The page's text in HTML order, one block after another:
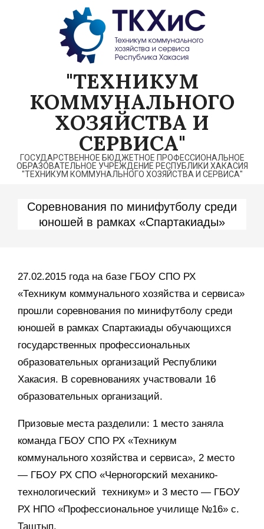
"ТЕХНИКУМ
КОММУНАЛЬНОГО
ХОЗЯЙСТВА И
СЕРВИСА"
ГОСУДАРСТВЕННОЕ БЮДЖЕТНОЕ ПРОФЕССИОНАЛЬНОЕ
ОБРАЗОВАТЕЛЬНОЕ УЧРЕЖДЕНИЕ РЕСПУБЛИКИ ХАКАСИЯ
"ТЕХНИКУМ КОММУНАЛЬНОГО ХОЗЯЙСТВА И СЕРВИСА"
Соревнования по минифутболу среди
юношей в рамках «Спартакиады»
27.02.2015 года на базе ГБОУ СПО РХ
«Техникум коммунального хозяйства и сервиса»
прошли соревнования по минифутболу среди
юношей в рамках Спартакиады обучающихся
государственных профессиональных
образовательных организаций Республики
Хакасия. В соревнованиях участвовали 16
образовательных организаций.
Призовые места разделили: 1 место заняла
команда ГБОУ СПО РХ «Техникум
коммунального хозяйства и сервиса», 2 место
— ГБОУ РХ СПО «Черногорский механико-
технологический техникум» и 3 место — ГБОУ
РХ НПО «Профессиональное училище №16» с.
Таштып.